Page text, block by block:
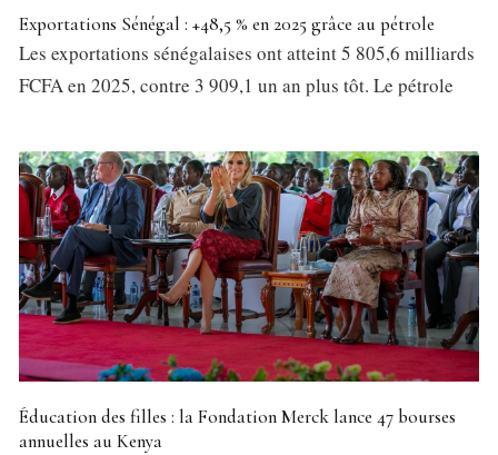
Exportations Sénégal : +48,5 % en 2025 grâce au pétrole
Les exportations sénégalaises ont atteint 5 805,6 milliards
FCFA en 2025, contre 3 909,1 un an plus tôt. Le pétrole
Éducation des filles : la Fondation Merck lance 47 bourses
annuelles au Kenya